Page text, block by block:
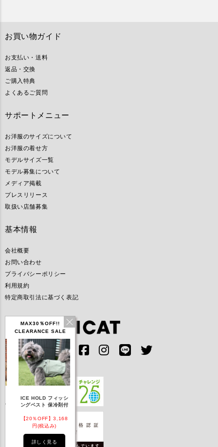
MAX30％OFF!!
CLEARANCE SALE
ィッシ
保冷剤付
IDOG ICE HOLD ネ
ッククーラー 保冷剤
付
【20％OFF】1,760
円(税込み)
詳しく見る
お買い物ガイド
お支払い・送料
返品・交換
ご購入特典
よくあるご質問
サポートメニュー
お洋服のサイズについて
お洋服の着せ方
モデルサイズ一覧
モデル募集について
メディア掲載
プレスリリース
取扱い店舗募集
基本情報
会社概要
お問い合わせ
プライバシーポリシー
利用規約
特定商取引法に基づく表記